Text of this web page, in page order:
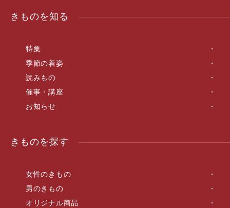
きものを知る
特集
季節の着姿
読みもの
催事・講座
お知らせ
きものを探す
女性のきもの
男のきもの
オリジナル商品